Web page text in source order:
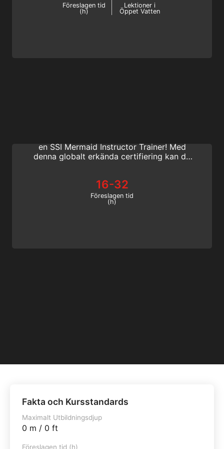
Föreslagen tid
(h)
Lektioner i
Öppet Vatten
en SSI Mermaid Instructor Trainer! Med
denna globalt erkända certifiering kan du
16-32
Föreslagen tid
(h)
Fakta och Kursstandards
Maximalt Utbildningsdjup
0 m / 0 ft
Föreslagen tid (h)